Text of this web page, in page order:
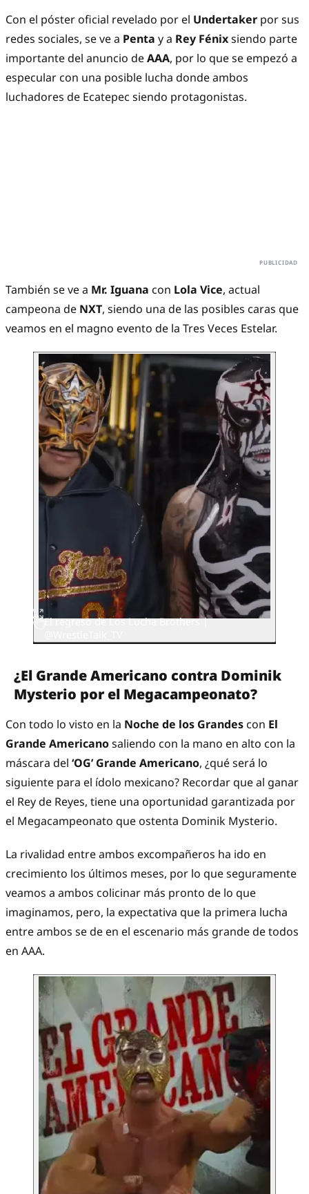
Con el póster oficial revelado por el Undertaker por sus
redes sociales, se ve a Penta y a Rey Fénixsiendo parte
importante del anuncio deAAA, por lo que se empezó a
especular con una posible lucha donde ambos
luchadores de Ecatepec siendo protagonistas.
También se ve a Mr. Iguana con Lola Vice, actual
campeona de NXT, siendo una de las posibles caras que
veamos en el magno evento de la Tres Veces Estelar.
El regreso de Los Lucha Brothers |
¿El Grande Americano contra Dominik
Mysterio por el Megacampeonato?
Con todo lo visto en la Noche de los Grandes con El
Grande Americanosaliendo con la mano en alto con la
máscara del ‘OG’ Grande Americano, ¿qué será lo
siguiente para el ídolo mexicano? Recordar que al ganar
el Rey de Reyes, tiene una oportunidad garantizada por
el Megacampeonato que ostenta Dominik Mysterio.
La rivalidad entre ambos excompañeros ha ido en
crecimiento los últimos meses, por lo que seguramente
veamos a ambos colicinar más pronto de lo que
imaginamos, pero, la expectativa que la primera lucha
entre ambos se de en el escenario más grande de todos
en AAA.